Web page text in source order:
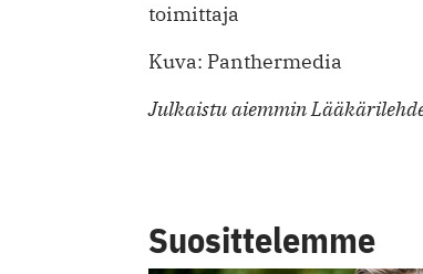
toimittaja
Kuva: Panthermedia
Julkaistu aiemmin
Suosittelemme